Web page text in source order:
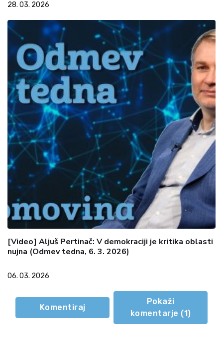
28. 03. 2026
[Video] Aljuš Pertinač: V demokraciji je kritika oblasti
nujna (Odmev tedna, 6. 3. 2026)
06. 03. 2026
Komentiraj
Pokaži
komentarje (1)